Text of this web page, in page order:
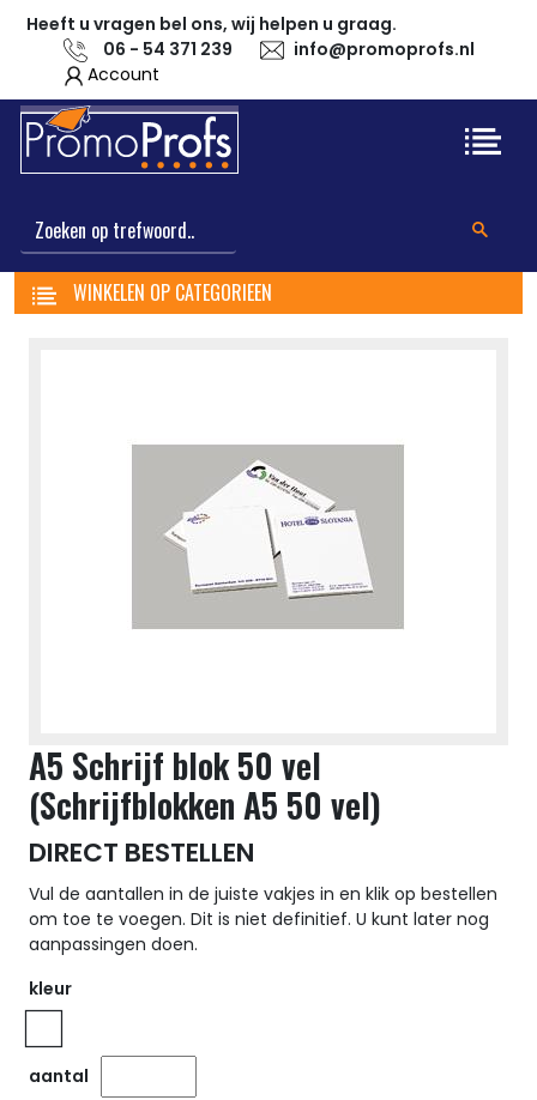
Heeft u vragen bel ons, wij helpen u graag.
06 - 54 371 239
info@promoprofs.nl
Account
WINKELEN OP CATEGORIEEN
A5 Schrijf blok 50 vel
(Schrijfblokken A5 50 vel)
DIRECT BESTELLEN
Vul de aantallen in de juiste vakjes in en klik op bestellen
om toe te voegen. Dit is niet definitief. U kunt later nog
aanpassingen doen.
kleur
aantal